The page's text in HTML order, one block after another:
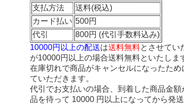
支払方法
送料(税込)
カード払い 500円
代引
800円 (代引手数料込み)
10000円以上の配送は送料無料とさせてい
が10000円以上の場合送料無料といたし
在庫切れで商品がキャンセルになったた
ていただきます。
代引でお支払いの場合、到着した商品金
品を待って 10000 円以上になってから発